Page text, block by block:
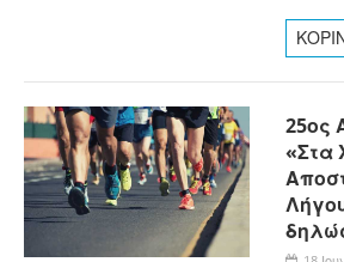
25ος
«Στα